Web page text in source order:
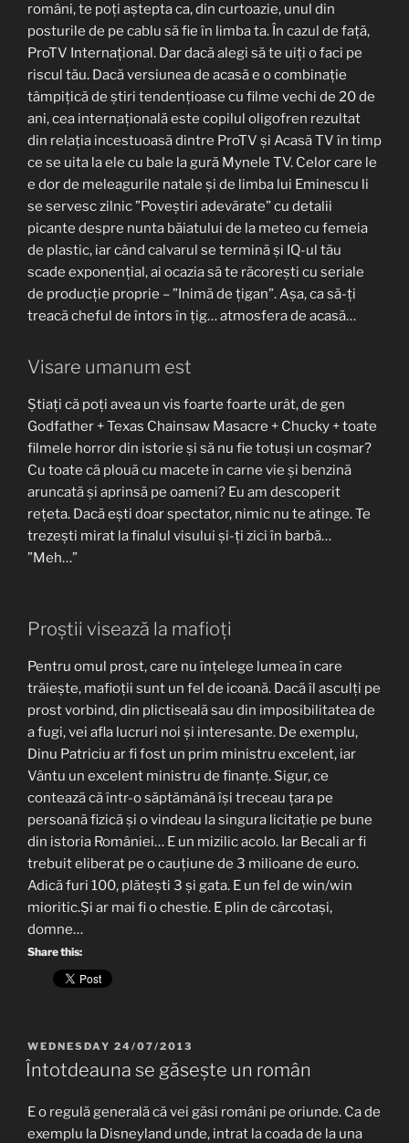
români, te poți aștepta ca, din curtoazie, unul din
posturile de pe cablu să fie în limba ta. În cazul de față,
ProTV Internațional. Dar dacă alegi să te uiți o faci pe
riscul tău. Dacă versiunea de acasă e o combinație
tâmpițică de știri tendențioase cu filme vechi de 20 de
ani, cea internațională este copilul oligofren rezultat
din relația incestuoasă dintre ProTV și Acasă TV în timp
ce se uita la ele cu bale la gură Mynele TV. Celor care le
e dor de meleagurile natale și de limba lui Eminescu li
se servesc zilnic ”Poveștiri adevărate” cu detalii
picante despre nunta băiatului de la meteo cu femeia
de plastic, iar când calvarul se termină și IQ-ul tău
scade exponențial, ai ocazia să te răcorești cu seriale
de producție proprie – ”Inimă de țigan”. Așa, ca să-ți
treacă cheful de întors în țig… atmosfera de acasă…
Visare umanum est
Știați că poți avea un vis foarte foarte urât, de gen
Godfather + Texas Chainsaw Masacre + Chucky + toate
filmele horror din istorie și să nu fie totuși un coșmar?
Cu toate că plouă cu macete în carne vie și benzină
aruncată și aprinsă pe oameni? Eu am descoperit
rețeta. Dacă ești doar spectator, nimic nu te atinge. Te
trezești mirat la finalul visului și-ți zici în barbă…
”Meh…”
Proștii visează la mafioți
Pentru omul prost, care nu înțelege lumea în care
trăiește, mafioții sunt un fel de icoană. Dacă îl asculți pe
prost vorbind, din plictiseală sau din imposibilitatea de
a fugi, vei afla lucruri noi și interesante. De exemplu,
Dinu Patriciu ar fi fost un prim ministru excelent, iar
Vântu un excelent ministru de finanțe. Sigur, ce
contează că într-o săptămână își treceau țara pe
persoană fizică și o vindeau la singura licitație pe bune
din istoria României… E un mizilic acolo. Iar Becali ar fi
trebuit eliberat pe o cauțiune de 3 milioane de euro.
Adică furi 100, plătești 3 și gata. E un fel de win/win
mioritic.Și ar mai fi o chestie. E plin de cârcotași,
domne…
Share this:
POSTED
ON
WEDNESDAY 24/07/2013
Întotdeauna se găsește un român
E o regulă generală că vei găsi români pe oriunde. Ca de
exemplu la Disneyland unde, intrat la coada de la una